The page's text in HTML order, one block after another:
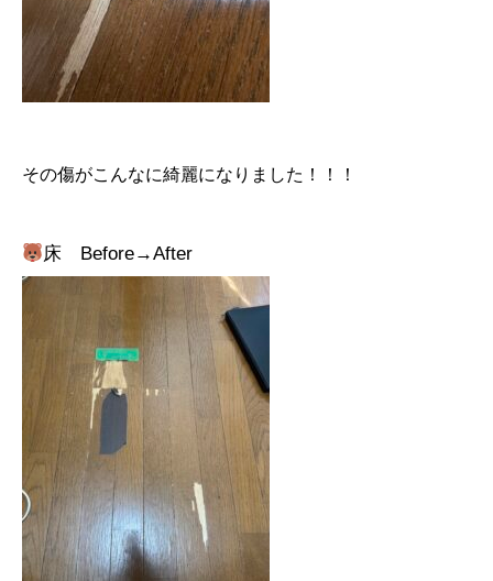
その傷がこんなに綺麗になりました！！！
床 Before→After